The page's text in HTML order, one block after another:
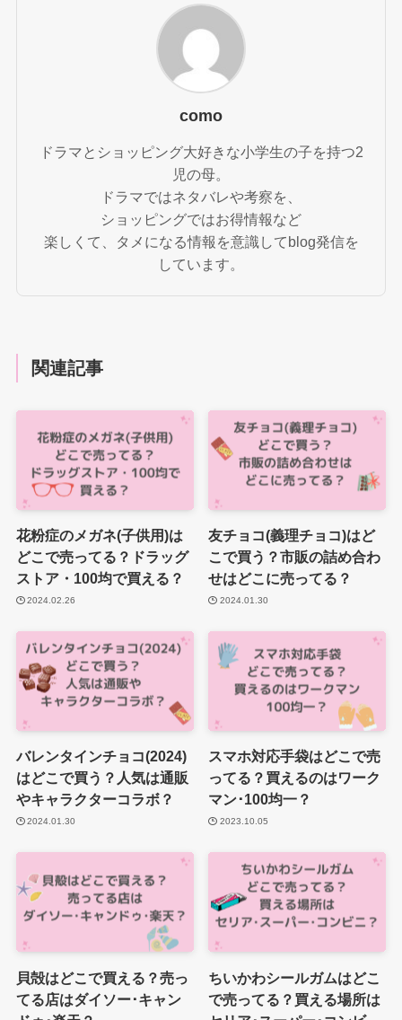
como
ドラマとショッピング大好きな小学生の子を持つ2
児の母。
ドラマではネタバレや考察を、
ショッピングではお得情報など
楽しくて、タメになる情報を意識してblog発信を
しています。
関連記事
花粉症のメガネ(子供用)は
どこで売ってる？ドラッグ
ストア・100均で買える？
2024.02.26
友チョコ(義理チョコ)はど
こで買う？市販の詰め合わ
せはどこに売ってる？
2024.01.30
バレンタインチョコ(2024)
はどこで買う？人気は通販
やキャラクターコラボ？
2024.01.30
スマホ対応手袋はどこで売
ってる？買えるのはワーク
マン･100均一？
2023.10.05
貝殻はどこで買える？売っ
てる店はダイソー･キャン
ちいかわシールガムはどこ
で売ってる？買える場所は